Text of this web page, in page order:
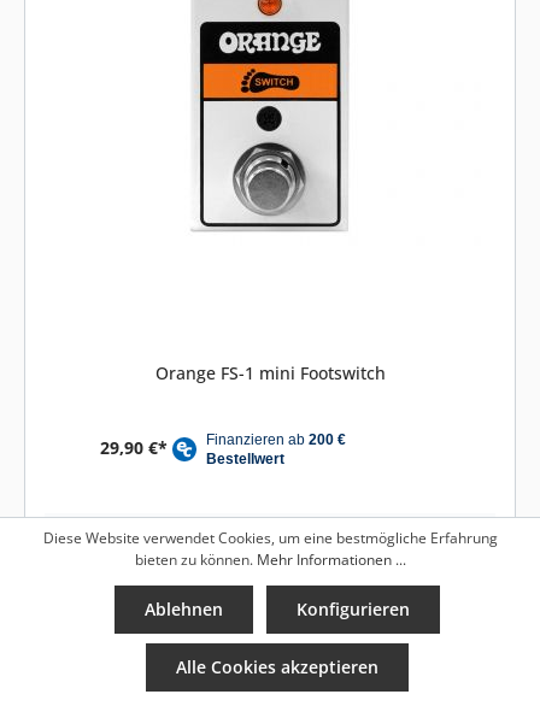
Orange FS-1 mini Footswitch
29,90 €*
Mehr Details
Diese Website verwendet Cookies, um eine bestmögliche Erfahrung
bieten zu können. Mehr Informationen ...
Ablehnen Konfigurieren
Alle Cookies akzeptieren